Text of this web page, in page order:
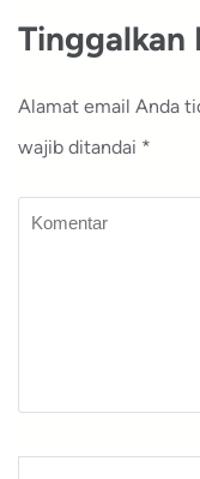
Tinggalkan
Alamat email Anda
wajib ditandai *
Komentar